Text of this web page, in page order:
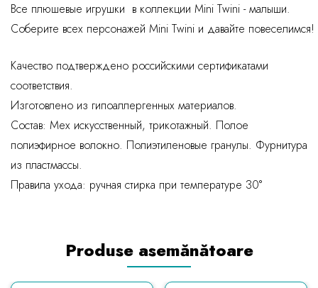
Все плюшевые игрушки в коллекции Mini Twini - малыши.
Соберите всех персонажей Mini Twini и давайте повеселимся!
Качество подтверждено российскими сертификатами
соответствия.
Изготовлено из гипоаллергенных материалов.
Состав: Мех искусственный, трикотажный. Полое
полиэфирное волокно. Полиэтиленовые гранулы. Фурнитура
из пластмассы.
Правила ухода: ручная стирка при температуре 30°
Produse asemănătoare